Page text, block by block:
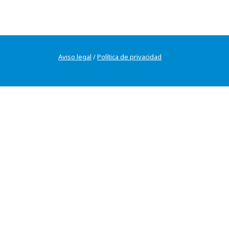
Aviso legal /Política de privacidad